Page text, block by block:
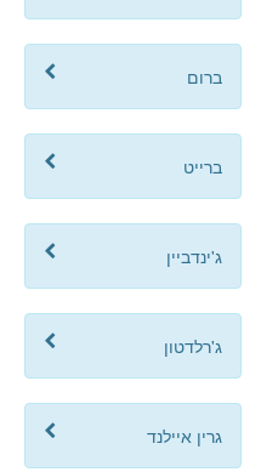
ברום
ברייט
ג'ינדביין
ג'רלדטון
גרין איילנד